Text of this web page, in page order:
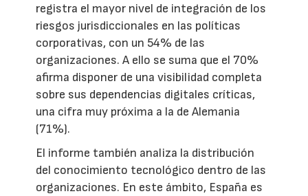
registra el mayor nivel de integración de los
riesgos jurisdiccionales en las políticas
corporativas, con un 54% de las
organizaciones. A ello se suma que el 70%
afirma disponer de una visibilidad completa
sobre sus dependencias digitales críticas,
una cifra muy próxima a la de Alemania
(71%).
El informe también analiza la distribución
del conocimiento tecnológico dentro de las
organizaciones. En este ámbito, España es